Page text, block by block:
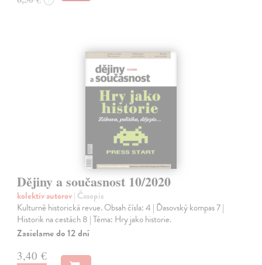
Dějiny a současnost 10/2020
kolektív autorov| Časopis
Kulturně historická revue. Obsah čísla: 4 | Ďasovský kompas 7 |
Historik na cestách 8 | Téma: Hry jako historie.
Zasielame do 12 dní
3,40 €